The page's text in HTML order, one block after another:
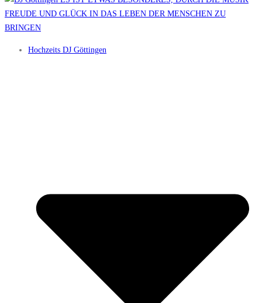
Hochzeits DJ Göttingen